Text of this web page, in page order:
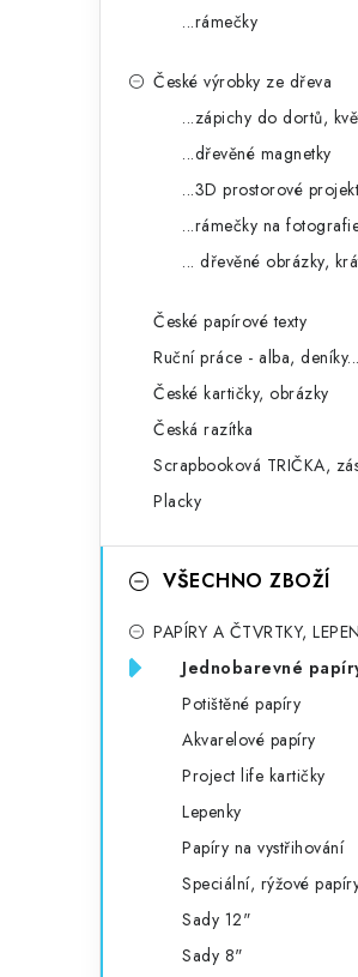
...rámečky
České výrobky ze dřeva
...zápichy do dortů,
...dřevěné magnetky
...3D prostorové
...rámečky na
... dřevěné obrázky,
České papírové texty
Ruční práce - alba, deníky...
České kartičky, obrázky
Česká razítka
Scrapbooková TRIČKA,
Placky
VŠECHNO ZBOŽÍ
PAPÍRY A ČTVRTKY,
Jednobarevné
Potištěné papíry
Akvarelové papíry
Project life kartičky
Lepenky
Papíry na vystřihování
Speciální, rýžové
Sady 12"
Sady 8"